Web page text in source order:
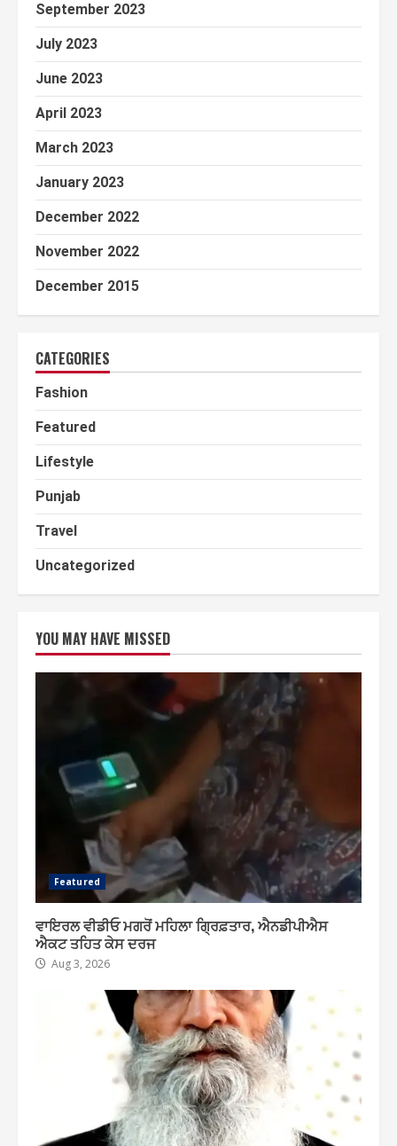
September 2023
July 2023
June 2023
April 2023
March 2023
January 2023
December 2022
November 2022
December 2015
CATEGORIES
Fashion
Featured
Lifestyle
Punjab
Travel
Uncategorized
YOU MAY HAVE MISSED
Featured
ਵਾਇਰਲ ਵੀਡੀਓ ਮਗਰੋਂ ਮਹਿਲਾ ਗ੍ਰਿਫ਼ਤਾਰ, ਐਨਡੀਪੀਐਸ
ਐਕਟ ਤਹਿਤ ਕੇਸ ਦਰਜ
Aug 3, 2026